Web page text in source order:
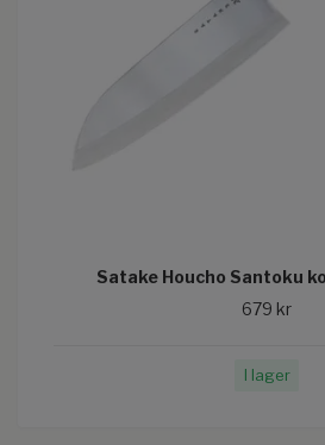
Satake Houcho Santoku
679 kr
I lager